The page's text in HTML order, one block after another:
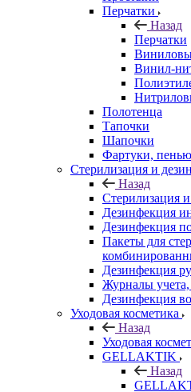
Перчатки
Назад
Перчатки
Винил-
Полотенца
Тапочки
Шапочки
Фартуки,
Стерилизация и
Назад
Стерилизация
Дезинфекция
Дезинфекция
Пакеты для
Дезинфекция
Журналы
Дезинфекция
Уходовая косметика
Назад
Уходовая
GELLAKTIK
Назад